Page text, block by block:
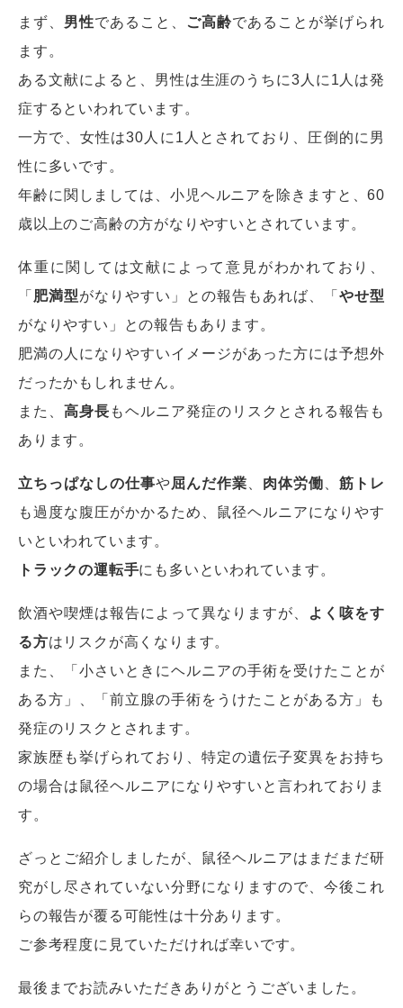
まず、 男性であること、 ご高齢であることが挙げられ
ます。
ある文献によると、男性は生涯のうちに3人に1人は発
症するといわれています。
一方で、女性は30人に1人とされており、圧倒的に男
性に多いです。
年齢に関しましては、小児ヘルニアを除きますと、60
歳以上のご高齢の方がなりやすいとされています。
体重に関しては文献によって意見がわかれており、
「 肥満型がなりやすい」との報告もあれば、「やせ型
がなりやすい」との報告もあります。
肥満の人になりやすいイメージがあった方には予想外
だったかもしれません。
また、高身長 もヘルニア発症のリスクとされる報告も
あります。
立ちっぱなしの仕事や屈んだ作業 肉体労働 、筋トレ
も過度な腹圧がかかるため、鼠径ヘルニアになりやす
いといわれています。
トラックの運転手にも多いといわれています。
飲酒や喫煙は報告によって異なりますが、
よく咳をす
る方はリスクが高くなります。
また、「小さいときにヘルニアの手術を受けたことが
ある方」、「前立腺の手術をうけたことがある方」も
発症のリスクとされます。
家族歴も挙げられており、特定の遺伝子変異をお持ち
の場合は鼠径ヘルニアになりやすいと言われておりま
す。
ざっとご紹介しましたが、鼠径ヘルニアはまだまだ研
究がし尽されていない分野になりますので、今後これ
らの報告が覆る可能性は十分あります。
ご参考程度に見ていただければ幸いです。
最後までお読みいただきありがとうございました。